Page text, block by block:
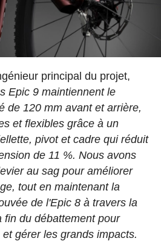
principal du projet,
Epic 9 maintiennent le
de 120 mm avant et arrière,
et flexibles grâce à un
pivot et cadre qui réduit
de 11 %. Nous avons
au sag pour améliorer
tout en maintenant la
de l'Epic 8 à travers la
fin du débattement pour
gérer les grands impacts.